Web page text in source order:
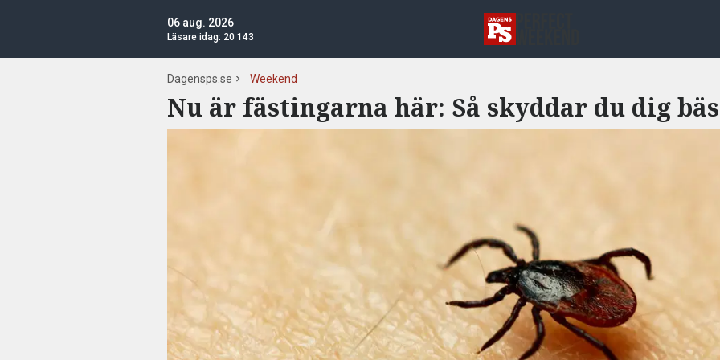
06 aug. 2026
Läsare idag: 20 143
Dagensps.se Weekend
Nu är fästingarna här: Så skyddar du dig